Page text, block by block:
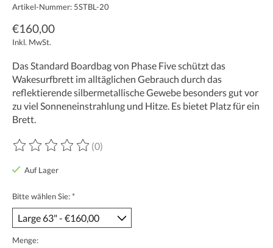
Artikel-Nummer: 5STBL-20
€160,00
Inkl. MwSt.
Das Standard Boardbag von Phase Five schützt das
Wakesurfbrett im alltäglichen Gebrauch durch das
reflektierende silbermetallische Gewebe besonders gut vor
zu viel Sonneneinstrahlung und Hitze. Es bietet Platz für ein
Brett.
Die Bewertung dieses Produkts ist
(0)
Auf Lager
Bitte wählen Sie:*
Menge: